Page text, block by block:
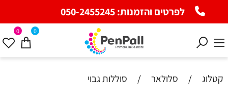
לפרטים והזמנות:050-2455245
0 0
קטלוג / סלולאר / סוללות גבוי